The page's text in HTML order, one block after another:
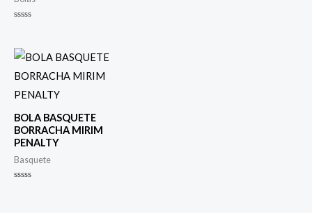
5
BOLA BASQUETE
BORRACHA MIRIM
PENALTY
Basquete